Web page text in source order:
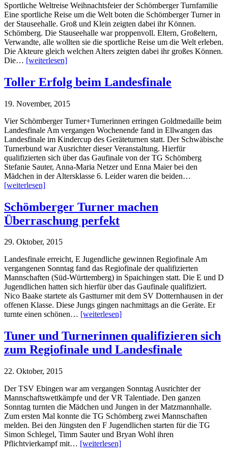
Sportliche Weltreise Weihnachtsfeier der Schömberger Turnfamilie
Eine sportliche Reise um die Welt boten die Schömberger Turner in
der Stauseehalle. Groß und Klein zeigten dabei ihr Können.
Schömberg. Die Stauseehalle war proppenvoll. Eltern, Großeltern,
Verwandte, alle wollten sie die sportliche Reise um die Welt erleben.
Die Akteure gleich welchen Alters zeigten dabei ihr großes Können.
Die… [weiterlesen]
Toller Erfolg beim Landesfinale
19. November, 2015
Vier Schömberger Turner+Turnerinnen erringen Goldmedaille beim
Landesfinale Am vergangen Wochenende fand in Ellwangen das
Landesfinale im Kindercup des Geräteturnen statt. Der Schwäbische
Turnerbund war Ausrichter dieser Veranstaltung. Hierfür
qualifizierten sich über das Gaufinale von der TG Schömberg
Stefanie Sauter, Anna-Maria Netzer und Enna Maier bei den
Mädchen in der Altersklasse 6. Leider waren die beiden…
[weiterlesen]
Schömberger Turner machen
Überraschung perfekt
29. Oktober, 2015
Landesfinale erreicht, E Jugendliche gewinnen Regiofinale Am
vergangenen Sonntag fand das Regiofinale der qualifizierten
Mannschaften (Süd-Württemberg) in Spaichingen statt. Die E und D
Jugendlichen hatten sich hierfür über das Gaufinale qualifiziert.
Nico Baake startete als Gastturner mit dem SV Dotternhausen in der
offenen Klasse. Diese Jungs gingen nachmittags an die Geräte. Er
turnte einen schönen… [weiterlesen]
Tuner und Turnerinnen qualifizieren sich
zum Regiofinale und Landesfinale
22. Oktober, 2015
Der TSV Ebingen war am vergangen Sonntag Ausrichter der
Mannschaftswettkämpfe und der VR Talentiade. Den ganzen
Sonntag turnten die Mädchen und Jungen in der Matzmannhalle.
Zum ersten Mal konnte die TG Schömberg zwei Mannschaften
melden. Bei den Jüngsten den F Jugendlichen starten für die TG
Simon Schlegel, Timm Sauter und Bryan Wohl ihren
Pflichtvierkampf mit… [weiterlesen]